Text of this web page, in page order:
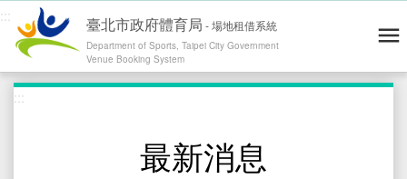
::: 臺北市政府體育局 -場地租借系統
Department of Sports, Taipei City Government
Venue Booking System
跳到主要內容
Log in / Register
:::
最新消息